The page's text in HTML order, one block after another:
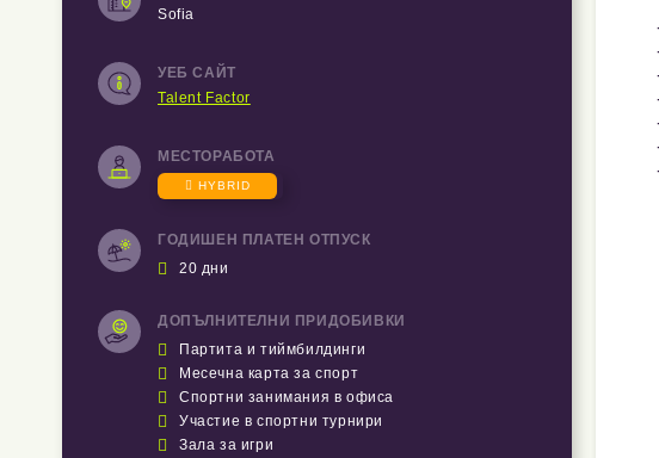
Sofia
УЕБ САЙТ
Talent Factor
МЕСТОРАБОТА
 HYBRID
ГОДИШЕН ПЛАТЕН ОТПУСК
 20 дни
ДОПЪЛНИТЕЛНИ ПРИДОБИВКИ
 Партита и тиймбилдинги
 Месечна карта за спорт
 Спортни занимания в офиса
 Участие в спортни турнири
 Зала за игри